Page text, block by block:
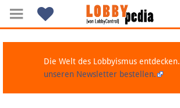
Die Welt des Lobbyismus entdecken.
unseren Newsletter bestellen.